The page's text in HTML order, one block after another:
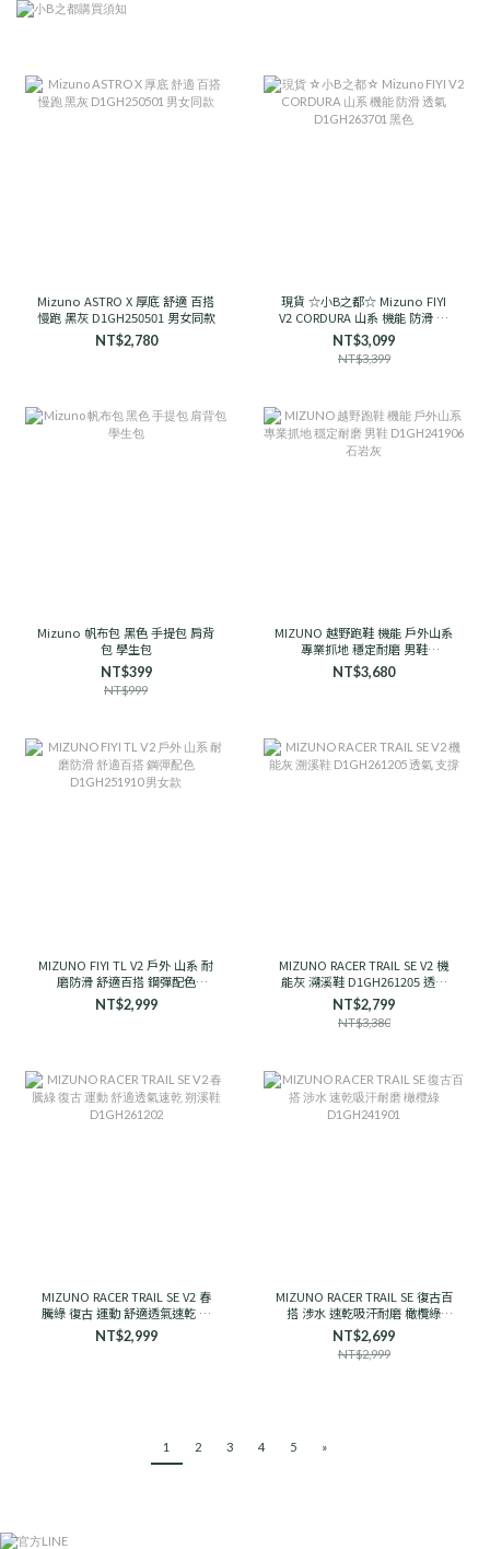
Mizuno ASTRO X 厚底 舒適 百搭
慢跑 黑灰 D1GH250501 男女同款
NT$2,780
現貨 ☆小B之都☆ Mizuno FIYI
V2 CORDURA 山系 機能 防滑 透
氣 D1GH263701 黑色
NT$3,099
NT$3,399
Mizuno 帆布包 黑色 手提包 肩背
包 學生包
NT$399
NT$999
MIZUNO 越野跑鞋 機能 戶外山系
專業抓地 穩定耐磨 男鞋
D1GH241906 石岩灰
NT$3,680
MIZUNO FIYI TL V2 戶外 山系 耐
磨防滑 舒適百搭 鋼彈配色
D1GH251910 男女款
NT$2,999
MIZUNO RACER TRAIL SE V2 機
能灰 溯溪鞋 D1GH261205 透氣
支撐
NT$2,799
NT$3,380
MIZUNO RACER TRAIL SE V2 春
騰綠 復古 運動 舒適透氣速乾 朔
溪鞋 D1GH261202
NT$2,999
MIZUNO RACER TRAIL SE 復古百
搭 涉水 速乾吸汗耐磨 橄欖綠
D1GH241901
NT$2,699
NT$2,999
1 2 3 4 5 »